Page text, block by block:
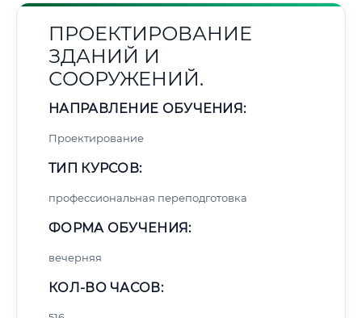
ПРОЕКТИРОВАНИЕ
ЗДАНИЙ И
СООРУЖЕНИЙ.
НАПРАВЛЕНИЕ ОБУЧЕНИЯ:
Проектирование
ТИП КУРСОВ:
профессиональная переподготовка
ФОРМА ОБУЧЕНИЯ:
вечерняя
КОЛ-ВО ЧАСОВ: